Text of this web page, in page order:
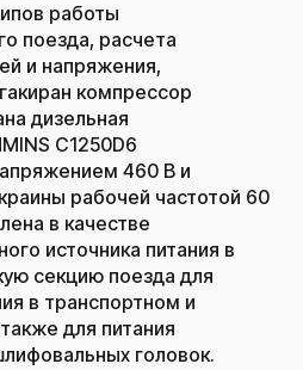
работы
поезда, расчета
и напряжения,
компрессор
дизельная
C1250D6
460 В и
рабочей частотой 60
в качестве
источника питания в
секцию поезда для
в транспортном и
для питания
головок.